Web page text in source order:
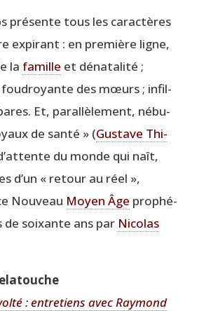
pré­sente tous les carac­tères
expi­rant : en pre­mière ligne,
la famille et déna­ta­li­té ;
des mœurs ; infil­
Et, paral­lè­le­ment, nébu­
de san­té » (Gus­tave Thi­
du monde qui naît,
d’un « retour au réel »,
Nou­veau Moyen Âge pro­phé­
de soixante ans par Nico­las
: entre­tiens avec Ray­mond